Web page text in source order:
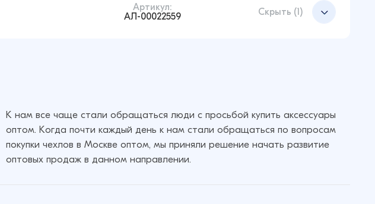
Добавить в корзину
Артикул:
АЛ-00022559
Скрыть (1)
К нам все чаще стали обращаться люди с просьбой купить аксессуары
оптом. Когда почти каждый день к нам стали обращаться по вопросам
покупки чехлов в Москве оптом, мы приняли решение начать развитие
оптовых продаж в данном направлении.